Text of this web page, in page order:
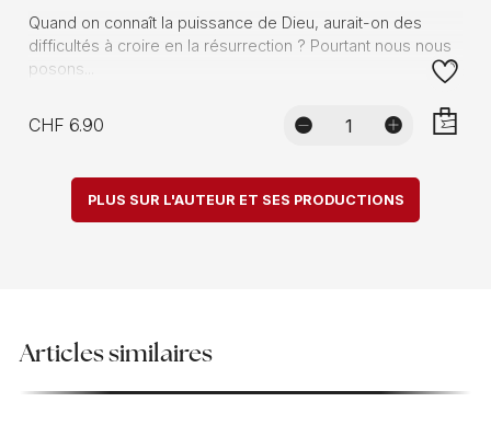
Quand on connaît la puissance de Dieu, aurait-on des
difficultés à croire en la résurrection ? Pourtant nous nous
posons...
CHF 6.90
PLUS SUR L'AUTEUR ET SES PRODUCTIONS
Articles similaires